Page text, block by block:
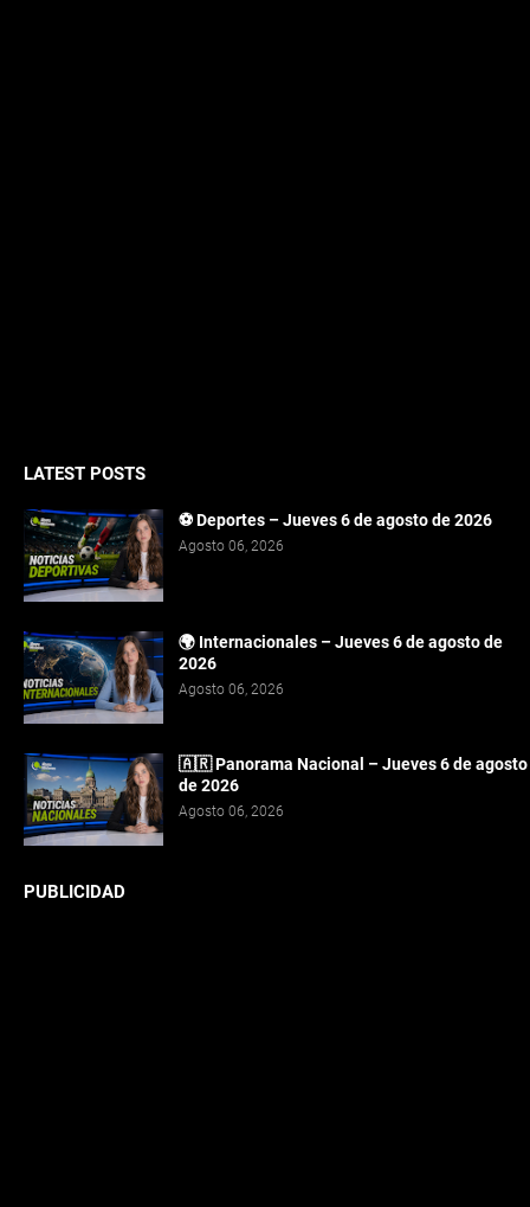
LATEST POSTS
⚽ Deportes – Jueves 6 de agosto de 2026
Agosto 06, 2026
🌍 Internacionales – Jueves 6 de agosto de
2026
Agosto 06, 2026
🇦🇷 Panorama Nacional – Jueves 6 de agosto
de 2026
Agosto 06, 2026
PUBLICIDAD